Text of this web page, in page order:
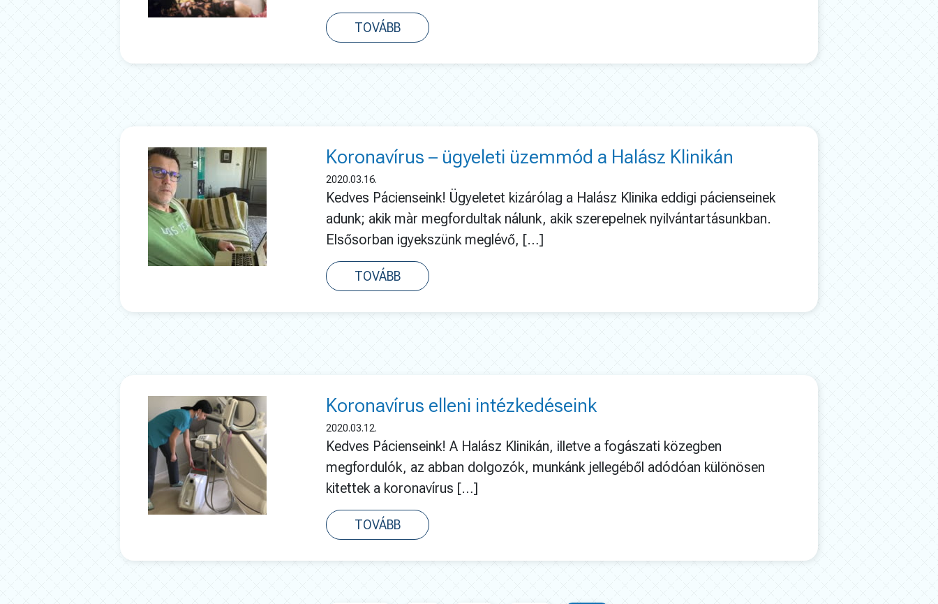
TOVÁBB
Koronavírus – ügyeleti üzemmód a Halász Klinikán
2020.03.16.
Kedves Pácienseink! Ügyeletet kizárólag a Halász Klinika eddigi pácienseinek
adunk; akik màr megfordultak nálunk, akik szerepelnek nyilvántartásunkban.
Elsősorban igyekszünk meglévő, […]
TOVÁBB
Koronavírus elleni intézkedéseink
2020.03.12.
Kedves Pácienseink! A Halász Klinikán, illetve a fogászati közegben
megfordulók, az abban dolgozók, munkánk jellegéből adódóan különösen
kitettek a koronavírus […]
TOVÁBB